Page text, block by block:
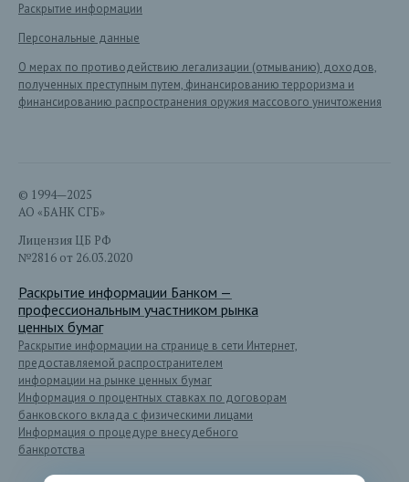
Раскрытие информации
Персональные данные
О мерах по противодействию легализации (отмыванию) доходов,
полученных преступным путем, финансированию терроризма и
финансированию распространения оружия массового уничтожения
© 1994—2025
АО «БАНК СГБ»
Лицензия ЦБ РФ
№2816 от 26.03.2020
Раскрытие информации Банком —
профессиональным участником рынка
ценных бумаг
Раскрытие информации на странице в сети Интернет,
предоставляемой распространителем
информации на рынке ценных бумаг
Информация о процентных ставках по договорам
банковского вклада с физическими лицами
Информация о процедуре внесудебного
банкротства